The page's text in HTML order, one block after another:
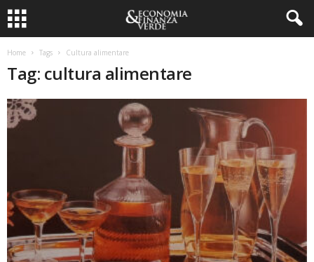
Home Tags Cultura alimentare
Tag: cultura alimentare